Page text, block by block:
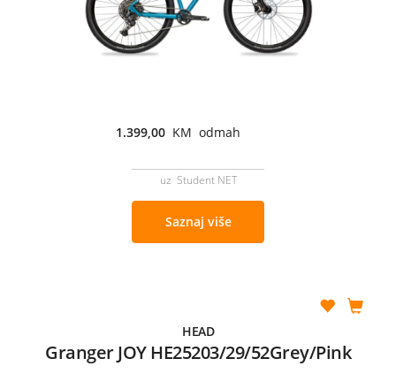
1.399,00 KM odmah
uz Student NET
Saznaj više
HEAD
Granger JOY HE25203/29/52Grey/Pink